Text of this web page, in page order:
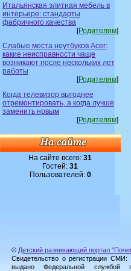
Итальянская элитная мебель в
интерьере: стандарты
фабричного качества
[Родителям]
Слабые места ноутбуков Acer:
какие неисправности чаще
возникают после нескольких лет
работы
[Родителям]
Когда телевизор выгоднее
отремонтировать, а когда лучше
заменить новым
[Родителям]
На сайте всего:31
Гостей:31
Пользователей: 0
© Детский развивающий портал
Свидетельство о регистрации СМИ:
выдано Федеральной